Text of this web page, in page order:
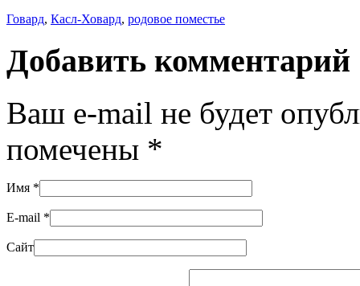
Говард, Касл-Ховард, родовое поместье
Добавить комментарий
Ваш e-mail не будет
помечены *
Имя *
E-mail *
Сайт